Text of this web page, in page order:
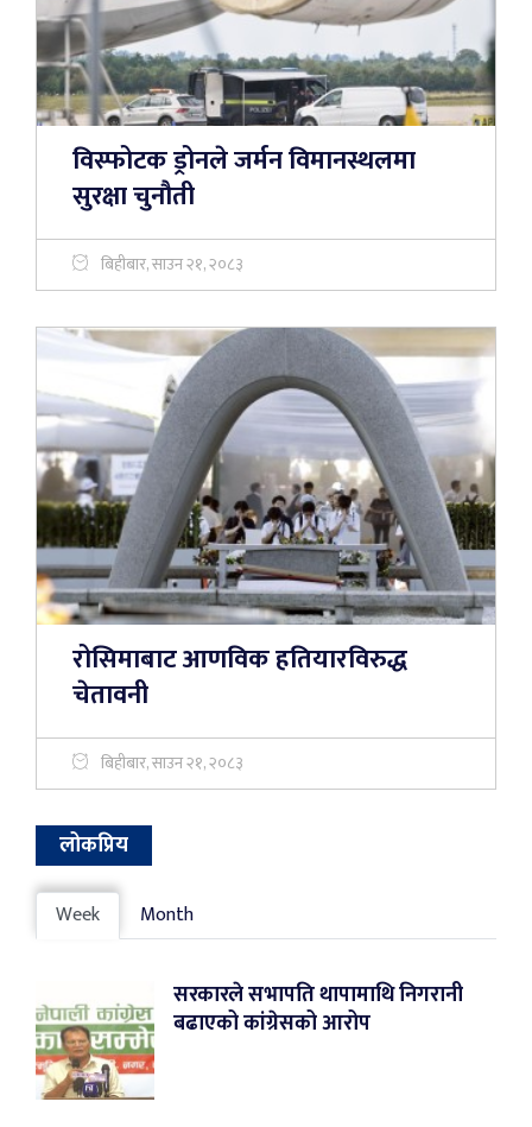
विस्फोटक ड्रोनले जर्मन विमानस्थलमा
सुरक्षा चुनौती
बिहीबार, साउन २१, २०८३
रोसिमाबाट आणविक हतियारविरुद्ध
चेतावनी
बिहीबार, साउन २१, २०८३
लोकप्रिय
Week Month
सरकारले सभापति थापामाथि निगरानी
बढाएको कांग्रेसको आरोप